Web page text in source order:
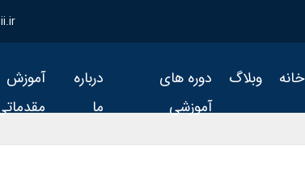
خانه وبلاگ
دوره های
آموزشی
درباره
ما
آموزش